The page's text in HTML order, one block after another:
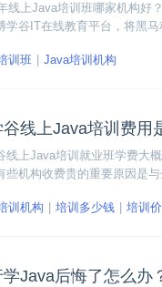
线上Java培训班哪家机构好
学谷IT在线教育平台，将黑
训班
Java培训机构
谷线上Java培训费用
线上Java培训就业班学费大
些机构收费贵的重要原因是
训机构
培训多少钱 培训
学Java后悔了怎么办